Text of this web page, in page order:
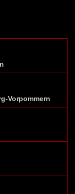
Vorpommern